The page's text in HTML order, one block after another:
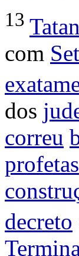
13
com
dos
correu
profetas
decreto